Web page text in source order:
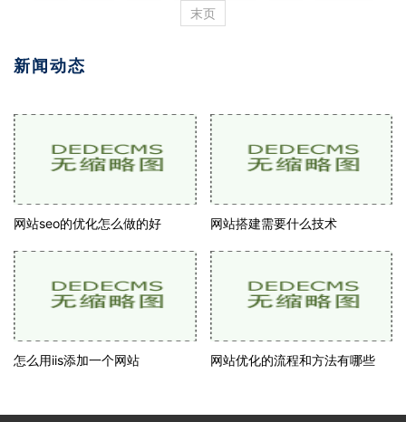
末页
新闻动态
网站seo的优化怎么做的好 网站搭建需要什么技术
怎么用iis添加一个网站 网站优化的流程和方法有哪些